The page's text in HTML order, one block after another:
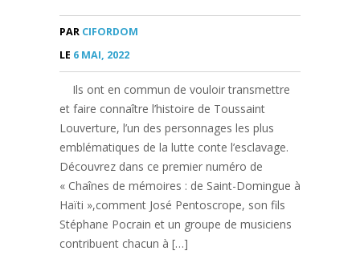
PAR CIFORDOM
LE 6 MAI, 2022
Ils ont en commun de vouloir transmettre
et faire connaître l’histoire de Toussaint
Louverture, l’un des personnages les plus
emblématiques de la lutte conte l’esclavage.
Découvrez dans ce premier numéro de
« Chaînes de mémoires : de Saint-Domingue à
Haïti »,comment José Pentoscrope, son fils
Stéphane Pocrain et un groupe de musiciens
contribuent chacun à […]